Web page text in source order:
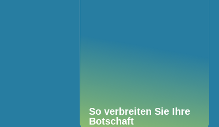
So verbreiten Sie Ihre
Botschaft